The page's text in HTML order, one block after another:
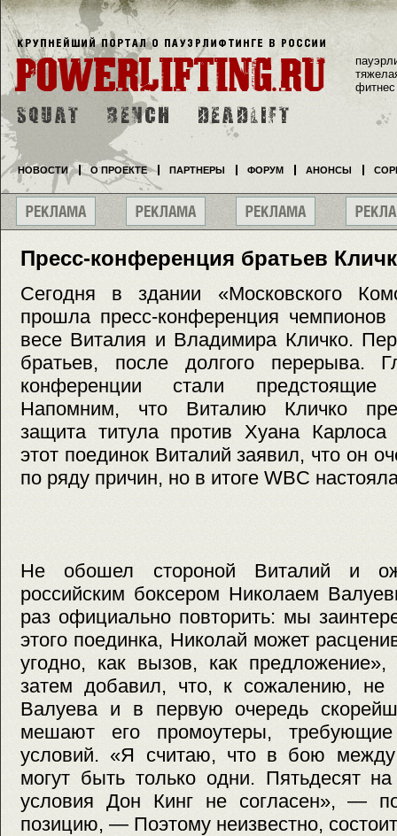
Пресс-конференция братьев
Сегодня в здании «Московского
прошла пресс-конференция
весе Виталия и Владимира Кличко.
братьев, после долгого перерыва.
конференции стали предстоящие
Напомним, что Виталию Кличко
защита титула против Хуана
этот поединок Виталий заявил, что он
по ряду причин, но в итоге WBC
Не обошел стороной Виталий и
российским боксером Николаем
раз официально повторить: мы
этого поединка, Николай может
угодно, как вызов, как
затем добавил, что, к сожалению, не
Валуева и в первую очередь
мешают его промоутеры,
условий. «Я считаю, что в бою между
могут быть только одни. Пятьдесят
условия Дон Кинг не согласен», —
позицию, — Поэтому неизвестно,
фитнес
НОВОСТИ О ПРОЕКТЕ ПАРТНЕРЫ ФОРУМ АНОНСЫ